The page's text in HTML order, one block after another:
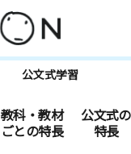
公文式学習
教科・教材
ごとの特長
公文式の
特長